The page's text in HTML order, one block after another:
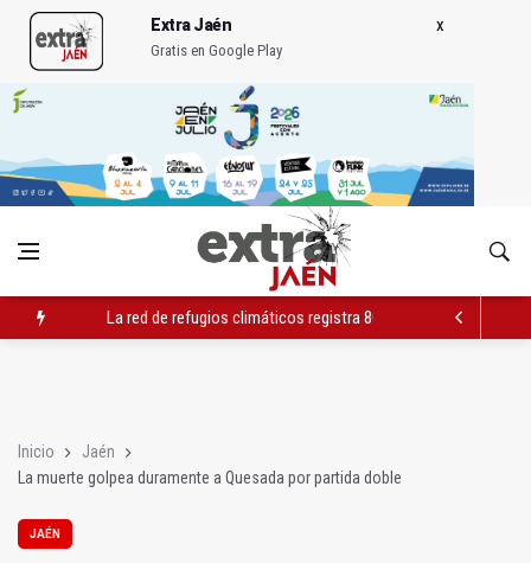
Extra Jaén
Gratis en Google Play
La red de refugios climáticos registra 803 plazas ocupadas
Inicio
Jaén
La muerte golpea duramente a Quesada por partida doble
JAÉN